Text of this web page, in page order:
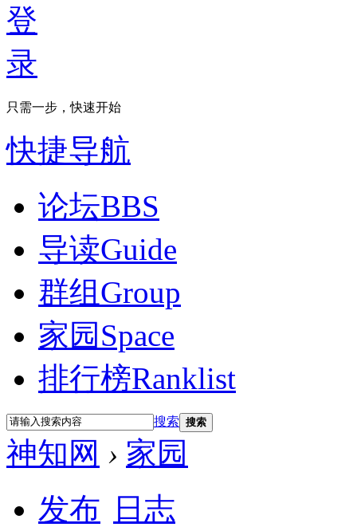
只需一步，快速开始
快捷导航
论坛BBS
导读Guide
群组 Group
家园 Space
排行榜Ranklist
搜索 搜索
神知网 › 家园
发布
日志